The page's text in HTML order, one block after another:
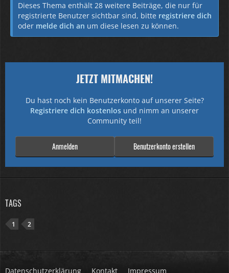
Dieses Thema enthält 28 weitere Beiträge, die nur für
registrierte Benutzer sichtbar sind, bitte registriere dich
oder melde dich an um diese lesen zu können.
JETZT MITMACHEN!
Du hast noch kein Benutzerkonto auf unserer Seite?
Registriere dich kostenlos und nimm an unserer
Community teil!
Benutzerkonto erstellen
Anmelden
TAGS
1 2
Datenschutzerklärung Kontakt Impressum